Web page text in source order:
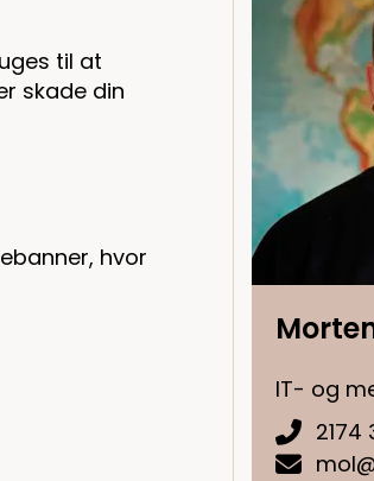
til at
skade din
hvor
IT- og
2174